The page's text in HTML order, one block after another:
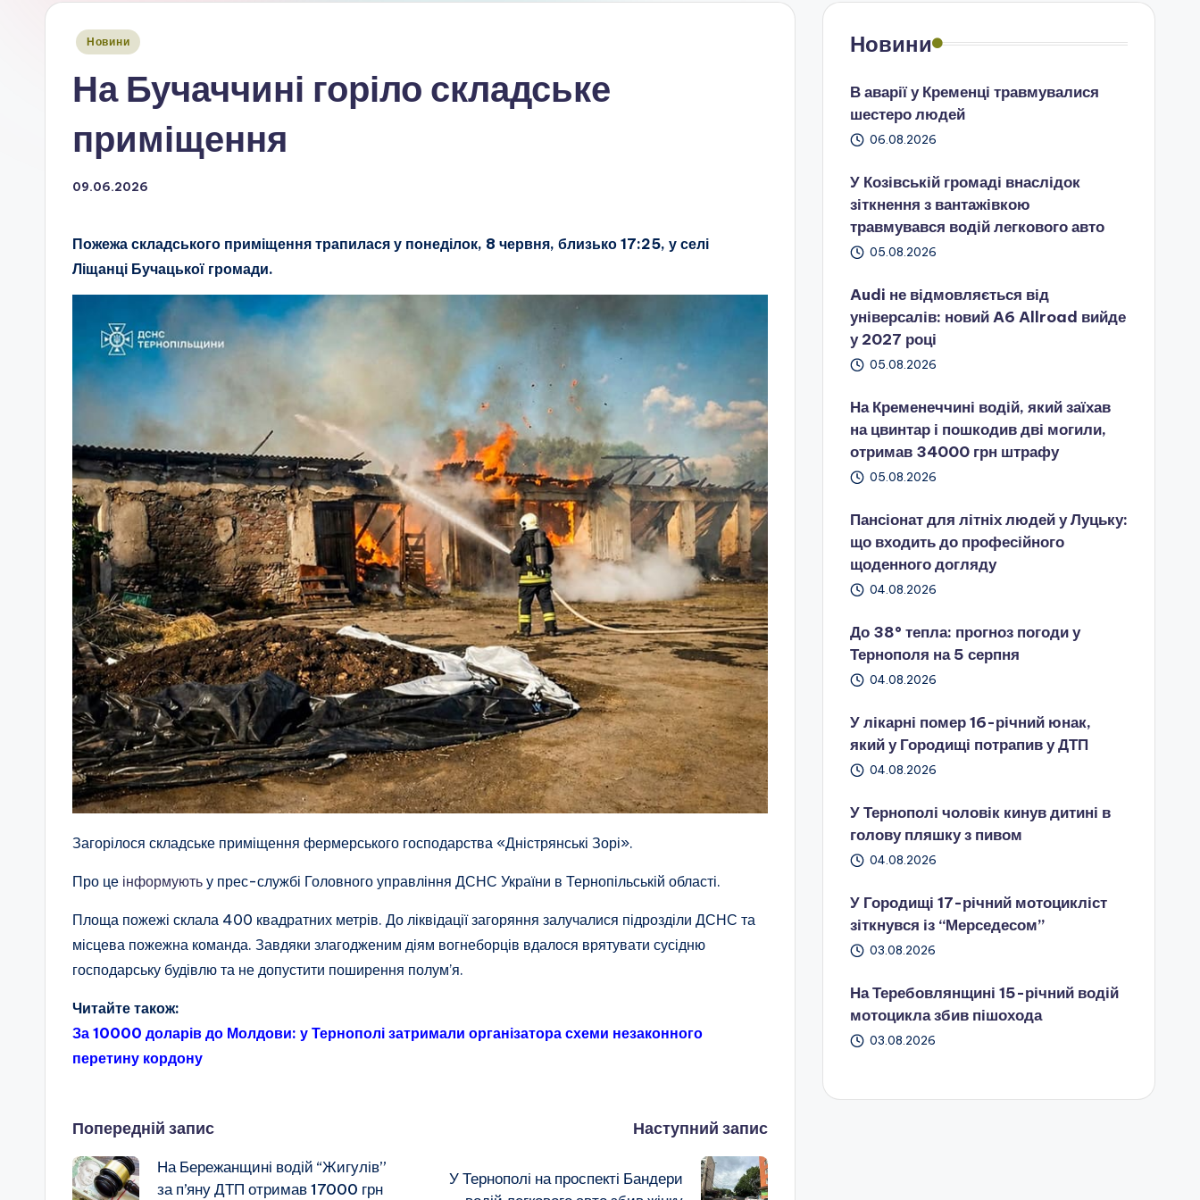
Опубліковано
Новини
На Бучаччині горіло складське
приміщення
09.06.2026
Пожежа складського приміщення трапилася у понеділок, 8 червня, близько 17:25, у селі
Ліщанці Бучацької громади.
Загорілося складське приміщення фермерського господарства «Дністрянські Зорі».
Про це інформують у прес-службі Головного управління ДСНС України в Тернопільській області.
Площа пожежі склала 400 квадратних метрів. До ліквідації загоряння залучалися підрозділи ДСНС та
місцева пожежна команда. Завдяки злагодженим діям вогнеборців вдалося врятувати сусідню
господарську будівлю та не допустити поширення полум’я.
Читайте також:
За 10000 доларів до Молдови: у Тернополі затримали організатора схеми незаконного
перетину кордону
Навігація
по
Попередній запис
На Бережанщині водій “Жигулів”
за п’яну ДТП отримав 17000 грн
Наступний запис
У Тернополі на проспекті Бандери
Новини
В аварії у Кременці травмувалися
шестеро людей
06.08.2026
У Козівській громаді внаслідок
зіткнення з вантажівкою
травмувався водій легкового авто
05.08.2026
Audi не відмовляється від
універсалів: новий A6 Allroad вийде
у 2027 році
05.08.2026
На Кременеччині водій, який заїхав
на цвинтар і пошкодив дві могили,
отримав 34000 грн штрафу
05.08.2026
Пансіонат для літніх людей у Луцьку:
що входить до професійного
щоденного догляду
04.08.2026
До 38° тепла: прогноз погоди у
Тернополя на 5 серпня
04.08.2026
У лікарні помер 16-річний юнак,
який у Городищі потрапив у ДТП
04.08.2026
У Тернополі чоловік кинув дитині в
голову пляшку з пивом
04.08.2026
У Городищі 17-річний мотоцикліст
зіткнувся із “Мерседесом”
03.08.2026
На Теребовлянщині 15-річний водій
мотоцикла збив пішохода
03.08.2026